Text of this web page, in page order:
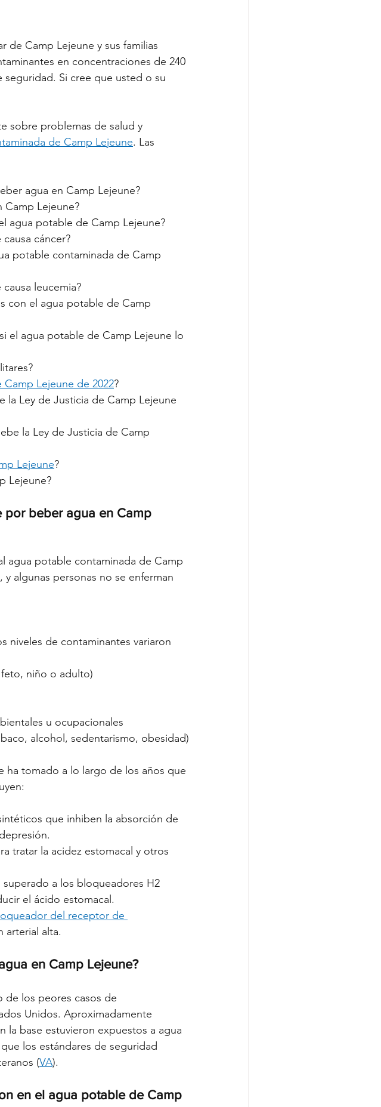
de Camp Lejeune y sus familias
en concentraciones de 240
seguridad. Si cree que usted o su
sobre problemas de salud y
de Camp Lejeune. Las
agua en Camp Lejeune?
Camp Lejeune?
agua potable de Camp Lejeune?
cáncer?
potable contaminada de Camp
leucemia?
con el agua potable de Camp
el agua potable de Camp Lejeune lo
Camp Lejeune de 2022?
la Ley de Justicia de Camp Lejeune
la Ley de Justicia de Camp
Lejeune?
Lejeune?
por beber agua en Camp
agua potable contaminada de Camp
algunas personas no se enferman
niveles de contaminantes variaron
niño o adulto)
u ocupacionales
alcohol, sedentarismo, obesidad)
ha tomado a lo largo de los años que
que inhiben la absorción de
tratar la acidez estomacal y otros
superado a los bloqueadores H2
el ácido estomacal.
del receptor de
arterial alta.
en Camp Lejeune?
de los peores casos de
Unidos. Aproximadamente
la base estuvieron expuestos a agua
los estándares de seguridad
(VA).
en el agua potable de Camp